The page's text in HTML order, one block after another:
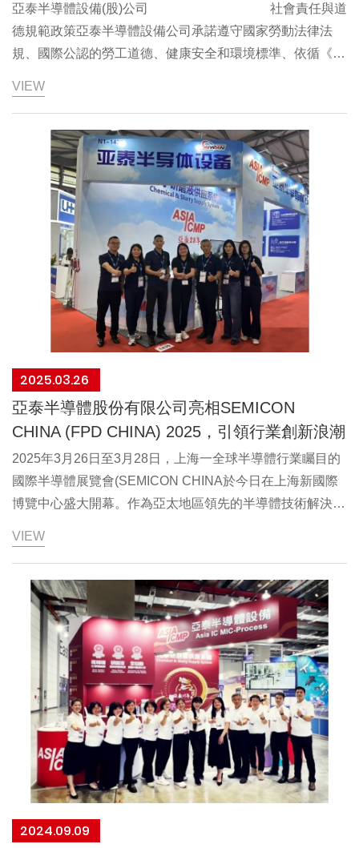
亞泰半導體設備(股)公司 社會責任與道
德規範政策亞泰半導體設備公司承諾遵守國家勞動法律法
規、國際公認的勞工道德、健康安全和環境標準、依循《責
指標及精神，要求員工於執行業務範圍內，實施良好的社會
同的標準。1、公司宣誓：1.1 遵守經營所在地的勞工、健
康安全和環境法律法規及相關國際標準。 1.2 禁止雇用童工
和囚工，不接受任何雇用童工或強迫勞動的供應商。 1.3 尊
重勞工自由，禁止任何形式的強迫勞動。1.4 提供安全衛生
的工作條件和工作環境，確保勞工的安全和健康。1.5 尊重
勞工的基本人權，禁止任何形式的歧視或侮辱人格的行為。
1.6 合理安排生產計畫，合理安排勞工的工作時間和休息休
假時間。1.7 提供合理合法的工資福利，滿足勞工的基本需
要。1.8 建立對內、對外相關溝通管道，確保資訊公平詳實
的揭露。2、目標及管理方案2.1根據本公司社會責任政策及
法律法規和相關國際標準的要求，制定公司社會責任目標，
包含確保勞工工作時間、加班時間能符合當地法律規定，並
使公司人員瞭解道德政策的內容，以及要求供應商共同來遵
循並實踐社會責任承諾。2.2公司指派環安衛EHS 部門負責
分析公司在健康安全、環境方面的社會責任表現，人力資源
HR 部門負責分析公司在勞工道德 面的社會責任表現，提出
實現目標的管理方案。2.3 EHS和HR部門應定期監督檢查
訂，確保公司社會責任表現持續改進。3、道德規範為履行
要求:3.1廉潔經營無不當收益員工與供應商、承包商、顧
客、以及與公司業務相關的各界人士(含政府機關) 在商業行
為或決策過程中不得收受或給予任何饋贈、禮金、款待因⽽
影響正常業務關係及判斷，不得提供或接受賄賂或其他形式
的不正當收益。3.2智慧財產權和保密應尊重智慧財產權並
承諾遵守保護智慧財產權的相關法律法規。3.3競爭和公平
交易公司秉持以卓越的表現⽽非不道德或非法的商業行為來
尋求競爭優勢，公平、誠實地超越競爭對手，並採取保護客
戶資訊的保密措施。竊取專利資訊、處理未經所有者同意⽽
獲得的交易秘密資訊或誘使其他公司的現在或過去的雇員披
供應商、競爭對手和員工的權利。任何員工都不可通過操
VIEW
2025.03.26
亞泰半導體股份有限公司亮相SEMICON
CHINA (FPD CHINA) 2025，引領行業創新浪潮
2025年3月26日至3月28日，上海一全球半導體行業矚目的
國際半導體展覽會(SEMICON CHINA於今日在上海新國際
博覽中心盛大開幕。作為亞太地區領先的半導體技術解決方
PROCESS，INC.）攜多款尖端技術與創新產品重磅參展，
成果。 根據SEMI的預測，未來先進的AI工具將推動高算力
半導體產品的需求增加，進而帶動AI及其驅動的新智慧應
用、人工智慧PC及手機、新能源汽車及工業應用等領域
VIEW
2024.09.09